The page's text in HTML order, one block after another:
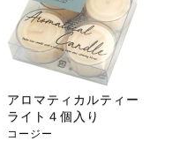
アロマティカルティー
ライト４個入り
コージー